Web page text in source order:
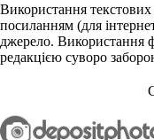
Використання текстових
посиланням (для
джерело. Використання
редакцією суворо